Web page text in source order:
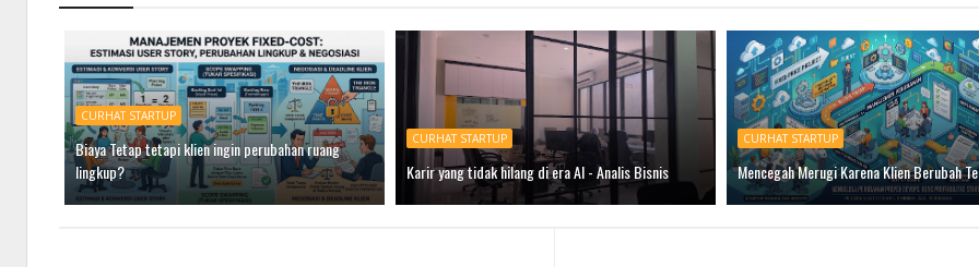
CURHAT STARTUP
Biaya Tetap tetapi klien ingin perubahan ruang
lingkup?
CURHAT STARTUP
Karir yang tidak hilang di era AI - Analis Bisnis
CURHAT STARTUP
Mencegah Merugi Karena Klien Berubah